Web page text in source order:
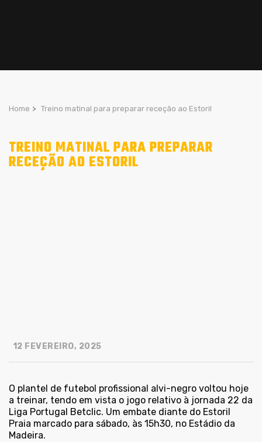
Home > Treino matinal para preparar receção ao Estoril
TREINO MATINAL PARA PREPARAR
RECEÇÃO AO ESTORIL
12 FEVEREIRO, 2025
O plantel de futebol profissional alvi-negro voltou hoje
a treinar, tendo em vista o jogo relativo à jornada 22 da
Liga Portugal Betclic. Um embate diante do Estoril
Praia marcado para sábado, às 15h30, no Estádio da
Madeira.